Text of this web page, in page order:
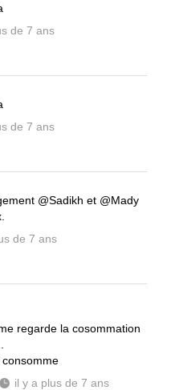
de 7 ans
de 7 ans
@Sadikh et @Mady
de 7 ans
regarde la cosommation
il y a plus de 7 ans